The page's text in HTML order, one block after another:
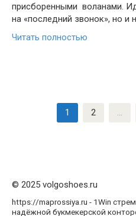
присборенными воланами.
на «последний звонок», но и
Читать полностью
1 2 …
© 2025 volgoshoes.ru
https://maprossiya.ru - 1Win
надёжной букмекерской